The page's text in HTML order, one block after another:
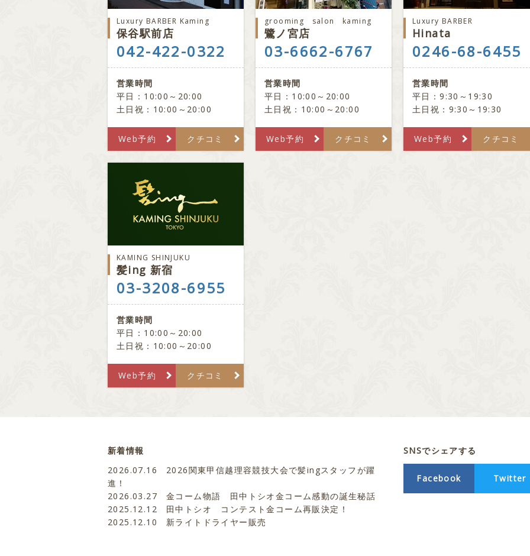
Luxury BARBER Kaming
保谷駅前店
042-422-0322
営業時間
平日：10:00～20:00
土日祝：10:00～20:00
Web予約 クチコミ
grooming salon kaming
鷺ノ宮店
03-6662-6767
営業時間
平日：10:00～20:00
土日祝：10:00～20:00
Web予約 クチコミ
Luxury BARBER
Hinata
0246-68-6455
営業時間
平日：9:30～19:30
土日祝：9:30～19:30
Web予約 クチコミ
KAMING SHINJUKU
髪ing 新宿
03-3208-6955
営業時間
平日：10:00～20:00
土日祝：10:00～20:00
Web予約 クチコミ
新着情報
2026.07.16
2026関東甲信越理容競技大会で髪ingスタッフが躍
進！
2026.03.27
金コーム物語 田中トシオ金コーム感動の誕生秘話
2025.12.12
田中トシオ コンテスト金コーム再販決定！
2025.12.10
新ライトドライヤー販売
SNSでシェアする
Facebook Twitter